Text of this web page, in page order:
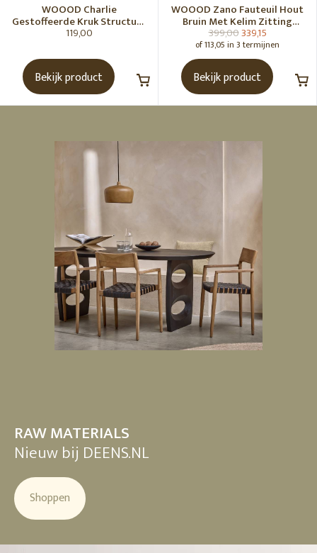
WOOOD Charlie
Gestoffeerde Kruk Structuur
Stof Karamelbruin [Fsc]
119,00
Bekijk product
WOOOD Zano Fauteuil Hout
Bruin Met Kelim Zitting
Naturel
399,00339,15
of 113,05 in 3 termijnen
Bekijk product
RAW MATERIALS
Nieuw bij DEENS.NL
Shoppen